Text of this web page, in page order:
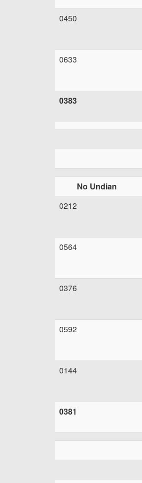
0450
0633
0383
No Undian
0212
0564
0376
0592
0144
0381